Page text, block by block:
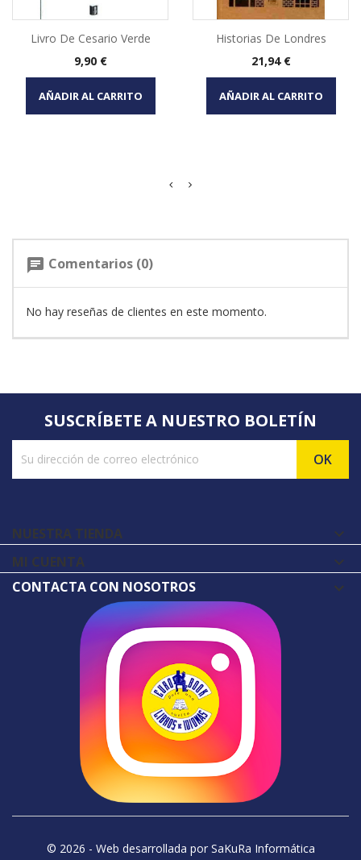
Livro De Cesario Verde
Precio
9,90 €
AÑADIR AL CARRITO
Historias De Londres
Precio
21,94 €
AÑADIR AL CARRITO
chat Comentarios (0)
No hay reseñas de clientes en este momento.
SUSCRÍBETE A NUESTRO BOLETÍN
NUESTRA TIENDA 
MI CUENTA 
CONTACTA CON NOSOTROS
© 2026 - Web desarrollada por SaKuRa Informática